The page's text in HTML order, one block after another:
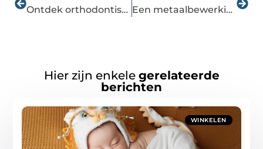
Ontdek orthodontist in Gorinchem voor een stralende lach Een metaalbewerkingsbedrijf als specialist in maatwerk
Hier zijn enkele gerelateerde
berichten
WINKELEN